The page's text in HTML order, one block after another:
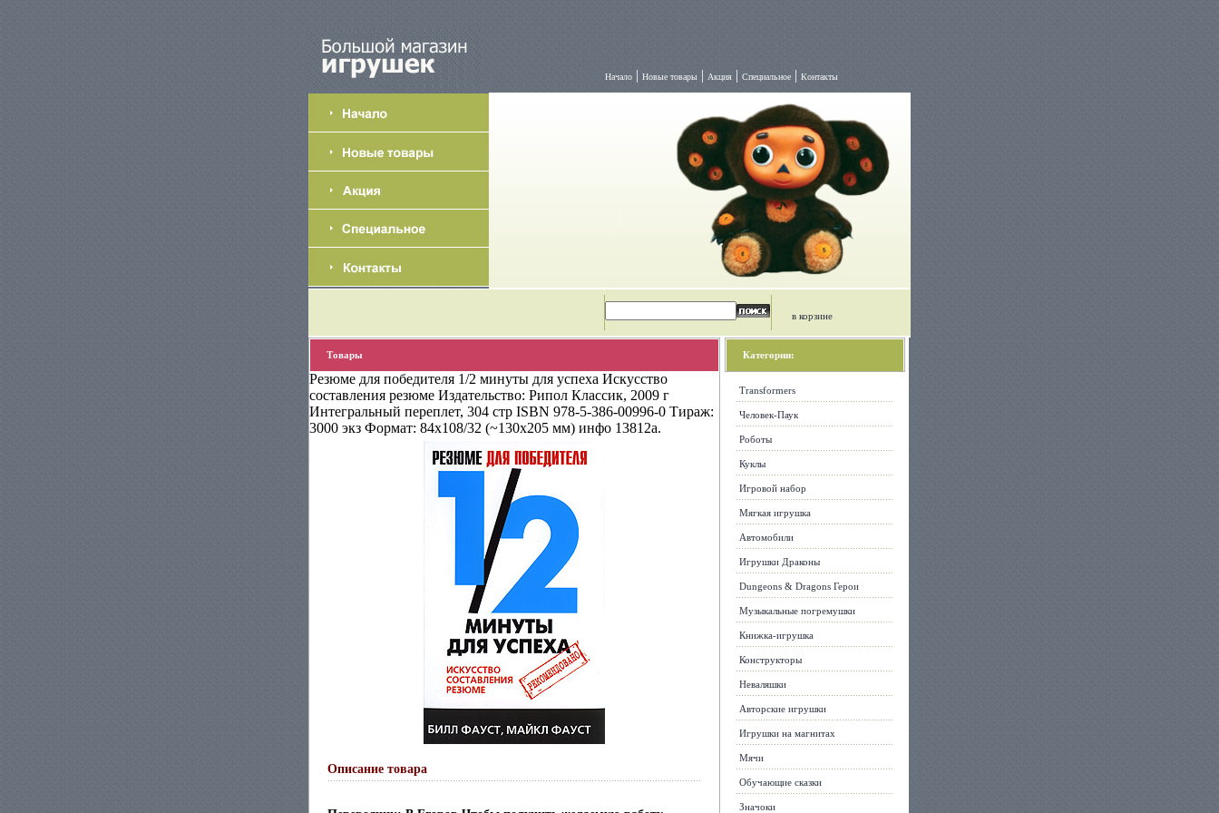
Начало | Новые товары | Акция | Специальное | Контакты
в корзине
Товары
Резюме для победителя 1/2 минуты для успеха Искусство
составления резюме Издательство: Рипол Классик, 2009 г
Интегральный переплет, 304 стр ISBN 978-5-386-00996-0 Тираж:
3000 экз Формат: 84x108/32 (~130х205 мм) инфо 13812a.
Описание товара
Категории:
Transformers
Человек-Паук
Роботы
Куклы
Игровой набор
Мягкая игрушка
Автомобили
Игрушки Драконы
Dungeons & Dragons Герои
Музыкальные погремушки
Книжка-игрушка
Конструкторы
Неваляшки
Авторские игрушки
Игрушки на магнитах
Мячи
Обучающие сказки
Значоки